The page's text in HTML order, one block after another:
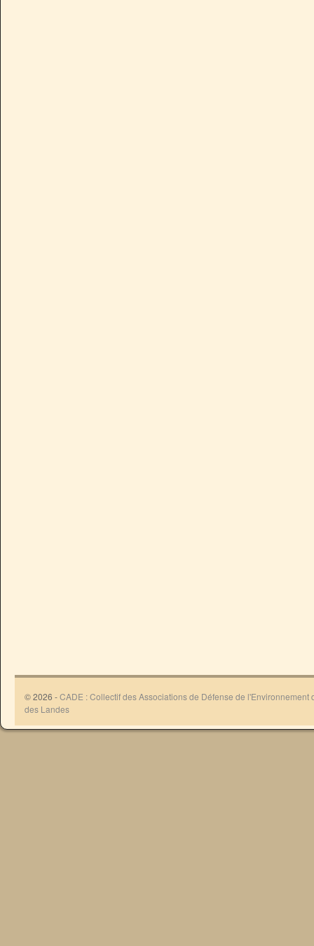
© 2026 -CADE : Collectif des Associations de Défense de l'Environnement
des Landes